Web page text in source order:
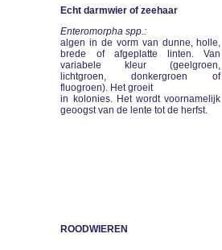
Echt darmwier of zeehaar
Enteromorpha spp.:
algen in de vorm van dunne, holle,
brede of afgeplatte linten. Van
variabele kleur (geelgroen,
lichtgroen, donkergroen of
fluogroen). Het groeit
in kolonies. Het wordt voornamelijk
geoogst van de lente tot de herfst.
ROODWIEREN